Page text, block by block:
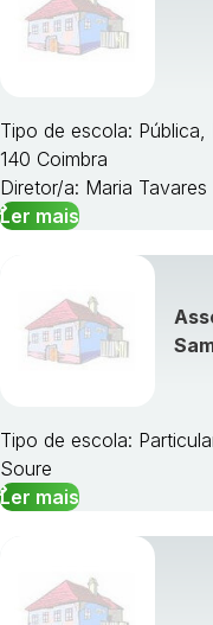
Tipo de escola:
140 Coimbra
Diretor/a: Maria Tavares
Ler mais
Tipo de escola:
Soure
Ler mais